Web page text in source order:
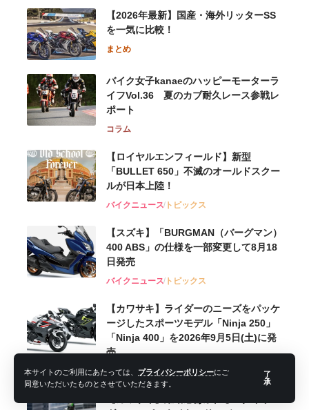
本サイトのご利用にあたっては、 プライバシーポリシーにご
同意いただいたものとさせていただきます。
了
承
【2026年最新】国産・海外リッターSS
を一気に比較！
まとめ
バイク女子kanaeのハッピーモーターラ
イフVol.36 夏のカブ耐久レース参戦レ
ポート
コラム
【ロイヤルエンフィールド】新型
「BULLET 650」不滅のオールドスクー
ルが⽇本上陸！
バイクニューストピックス
【スズキ】「BURGMAN（バーグマン）
400 ABS」の仕様を一部変更して8月18
日発売
バイクニューストピックス
【カワサキ】ライダーのニーズをパッケ
ージしたスポーツモデル「Ninja 250」
「Ninja 400」を2026年9月5日(土)に発
売
バイクニューストピックス